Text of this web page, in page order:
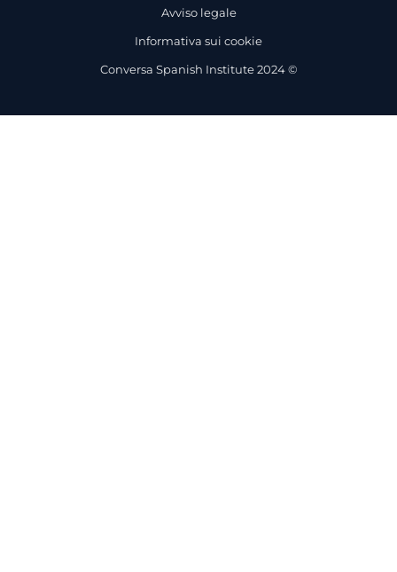
Avviso legale
Informativa sui cookie
Conversa Spanish Institute 2024 ©